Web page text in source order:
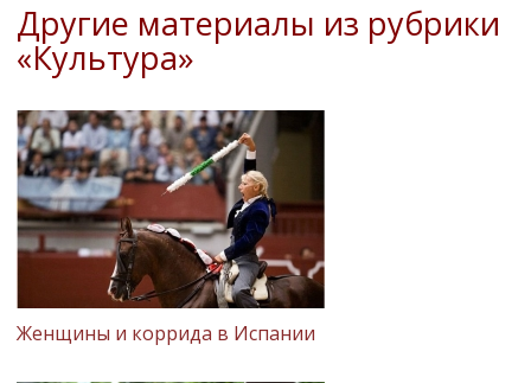
Другие материалы из рубрики
«Культура»
Женщины и коррида в Испании